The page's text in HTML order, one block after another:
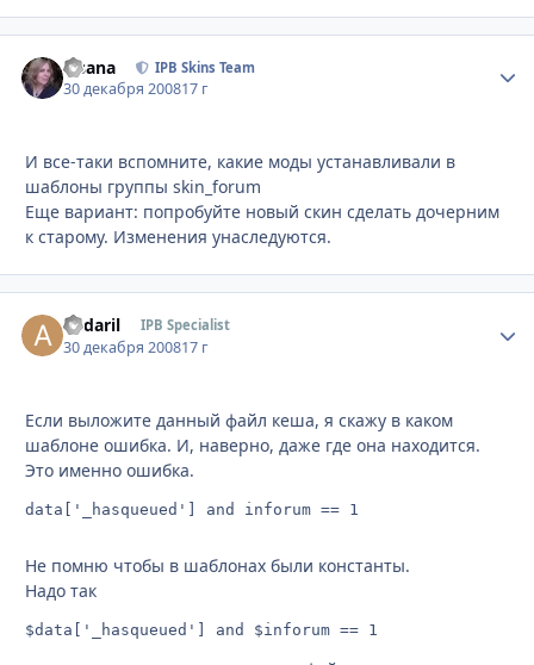
Fisana IPB Skins Team
30 декабря 200817 г
И все-таки вспомните, какие моды устанавливали в
шаблоны группы skin_forum
Еще вариант: попробуйте новый скин сделать дочерним
к старому. Изменения унаследуются.
andaril IPB Specialist
30 декабря 200817 г
Если выложите данный файл кеша, я скажу в каком
шаблоне ошибка. И, наверно, даже где она находится.
Это именно ошибка.
data['_hasqueued'] and inforum == 1
Не помню чтобы в шаблонах были константы.
Надо так
$data['_hasqueued'] and $inforum == 1